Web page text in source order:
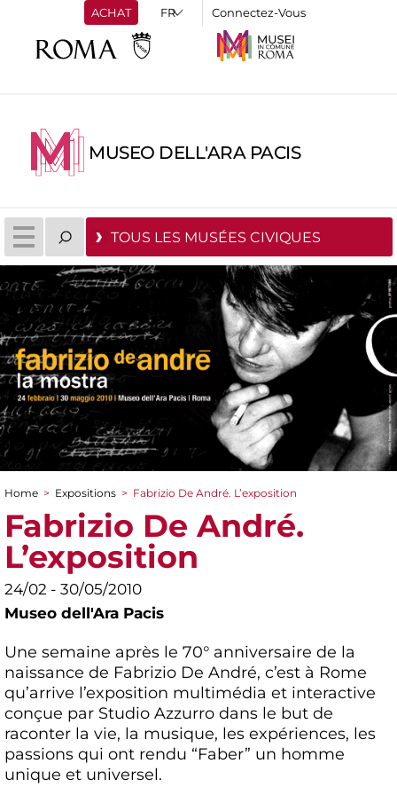
ACHAT Connectez-Vous
MUSEO DELL'ARA PACIS
TOUS LES MUSÉES CIVIQUES
You are here
Home > Expositions > Fabrizio De André. L’exposition
Fabrizio De André.
L’exposition
24/02 - 30/05/2010
Museo dell'Ara Pacis
Une semaine après le 70° anniversaire de la
naissance de Fabrizio De André, c’est à Rome
qu’arrive l’exposition multimédia et interactive
conçue par Studio Azzurro dans le but de
raconter la vie, la musique, les expériences, les
passions qui ont rendu “Faber” un homme
unique et universel.